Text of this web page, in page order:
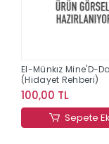
El-Münkız Mine'D-
(Hidayet Rehberi)
100,00 TL
Sepete